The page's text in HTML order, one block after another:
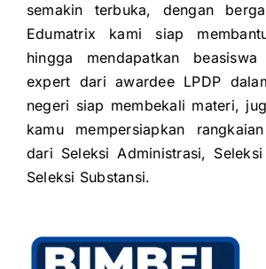
semakin terbuka, dengan
Edumatrix kami siap
hingga mendapatkan
expert dari awardee LPDP
negeri siap membekali materi,
kamu mempersiapkan
dari Seleksi Administrasi,
Seleksi Substansi.